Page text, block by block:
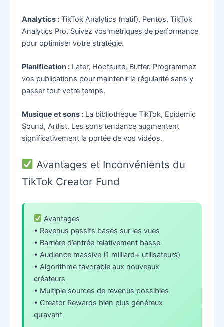
Analytics :TikTok Analytics (natif), Pentos, TikTok
Analytics Pro. Suivez vos métriques de performance
pour optimiser votre stratégie.
Planification :Later, Hootsuite, Buffer. Programmez
vos publications pour maintenir la régularité sans y
passer tout votre temps.
Musique et sons :La bibliothèque TikTok, Epidemic
Sound, Artlist. Les sons tendance augmentent
significativement la portée de vos vidéos.
Avantages et Inconvénients du
TikTok Creator Fund
Avantages
• Revenus passifs basés sur les vues
• Barrière d’entrée relativement basse
• Audience massive (1 milliard+ utilisateurs)
• Algorithme favorable aux nouveaux
créateurs
• Multiple sources de revenus possibles
• Creator Rewards bien plus généreux
qu’avant